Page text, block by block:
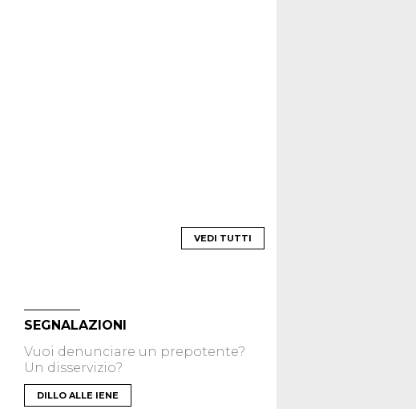
VEDI TUTTI
SEGNALAZIONI
Vuoi denunciare un prepotente?
Un disservizio?
DILLO ALLE IENE